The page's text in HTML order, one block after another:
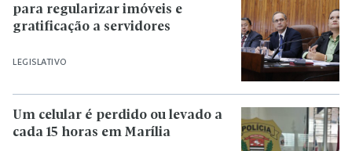
LEGISLATIVO
para regularizar imóveis e
gratificação a servidores
Um celular é perdido ou levado a
cada 15 horas em Marília